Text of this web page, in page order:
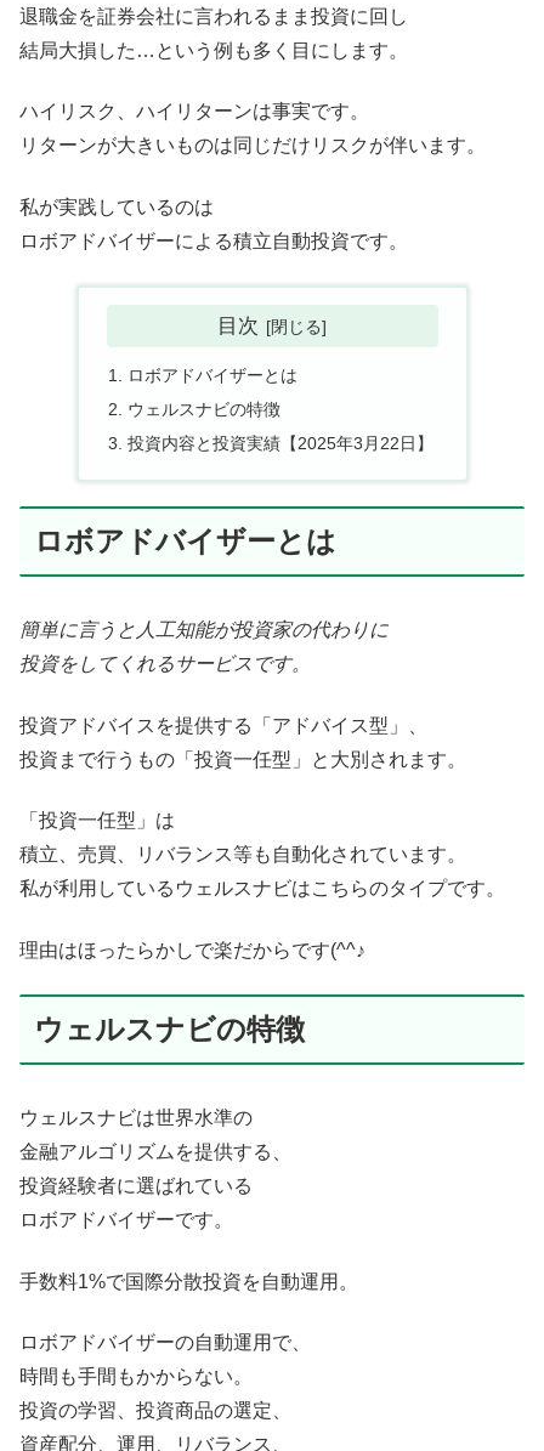
退職金を証券会社に言われるまま投資に回し
結局大損した…という例も多く目にします。
ハイリスク、ハイリターンは事実です。
リターンが大きいものは同じだけリスクが伴います。
私が実践しているのは
ロボアドバイザーによる積立自動投資です。
目次
ロボアドバイザーとは
ウェルスナビの特徴
投資内容と投資実績【2025年3月22日】
ロボアドバイザーとは
簡単に言うと人工知能が投資家の代わりに
投資をしてくれるサービスです。
投資アドバイスを提供する「アドバイス型」、
投資まで行うもの「投資一任型」と大別されます。
「投資一任型」は
積立、売買、リバランス等も自動化されています。
私が利用しているウェルスナビはこちらのタイプです。
理由はほったらかしで楽だからです(^^♪
ウェルスナビの特徴
ウェルスナビは世界水準の
金融アルゴリズムを提供する、
投資経験者に選ばれている
ロボアドバイザーです。
手数料1%で国際分散投資を自動運用。
ロボアドバイザーの自動運用で、
時間も手間もかからない。
投資の学習、投資商品の選定、
資産配分、運用、リバランス、